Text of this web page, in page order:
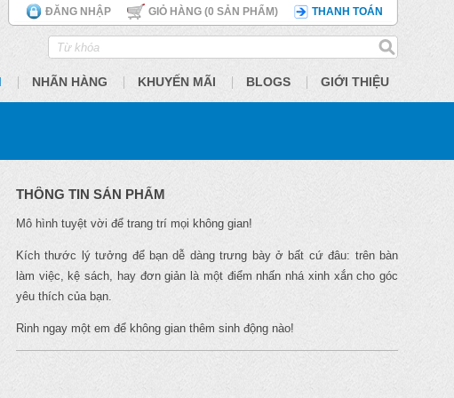
ĐĂNG NHẬP GIỎ HÀNG (0 SẢN PHẨM) THANH TOÁN
NHÃN HÀNG KHUYẾN MÃI BLOGS GIỚI THIỆU
THÔNG TIN SẢN PHẨM
Mô hình tuyệt vời để trang trí mọi không gian!
Kích thước lý tưởng để bạn dễ dàng trưng bày ở bất cứ đâu: trên bàn
làm việc, kệ sách, hay đơn giản là một điểm nhấn nhá xinh xắn cho góc
yêu thích của bạn.
Rinh ngay một em để không gian thêm sinh động nào!